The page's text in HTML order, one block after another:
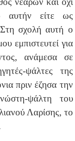
αυτήν είτε ως
Στη σχολή αυτή ο
εμπιστευτεί για
ανάμεσα σε
ψάλτες της
πριν έζησα την
ψάλτη του
Λαρίσης, το